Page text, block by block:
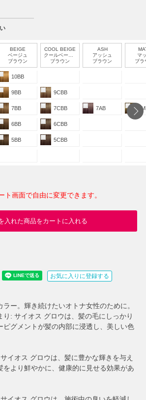
BEIGE
ベージュ
ブラウン
COOL BEIGE
クールベージュ
ブラウン
ASH
アッシュ
ブラウン
マ
ブラ
10BB
9BB 9CBB
7BB 7CBB 7AB
6BB 6CBB
5BB 5CBB
ト画面で自由に変更できます。
入れた商品をカートに入れる
お気に入りに登録する
ー。輝き続けたいオトナ女性のために。
り: サイオス グロウは、髪の毛にしっかり
ピグメントが髪の内部に浸透し、美しい色
イオス グロウは、髪に豊かな輝きを与え
をより鮮やかに、健康的に見せる効果があ